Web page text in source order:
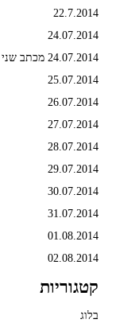
22.7.2014
24.07.2014
24.07.2014 מכתב שני
25.07.2014
26.07.2014
27.07.2014
28.07.2014
29.07.2014
30.07.2014
31.07.2014
01.08.2014
02.08.2014
קטגוריות
בלוג